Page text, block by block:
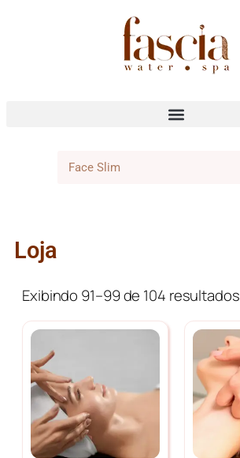
Loja
Exibindo 91–99 de 104 resultados